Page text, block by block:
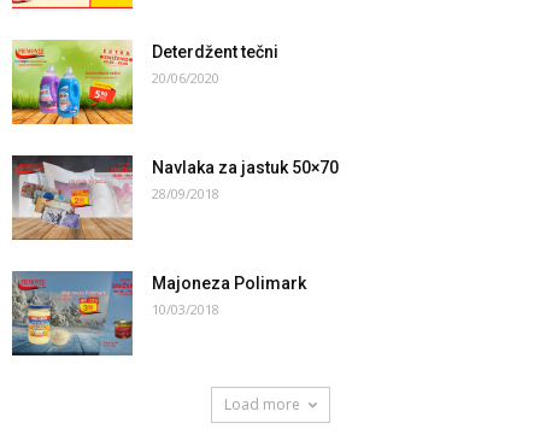
Deterdžent tečni
20/06/2020
Navlaka za jastuk 50×70
28/09/2018
Majoneza Polimark
10/03/2018
Load more